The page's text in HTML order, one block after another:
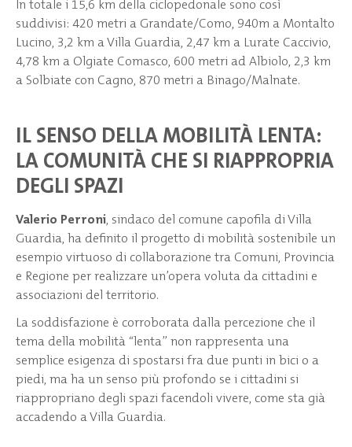
In totale i 15,6 km della ciclopedonale sono così
suddivisi: 420 metri a Grandate/Como, 940m a Montalto
Lucino, 3,2 km a Villa Guardia, 2,47 km a Lurate Caccivio,
4,78 km a Olgiate Comasco, 600 metri ad Albiolo, 2,3 km
a Solbiate con Cagno, 870 metri a Binago/Malnate.
IL SENSO DELLA MOBILITÀ LENTA:
LA COMUNITÀ CHE SI RIAPPROPRIA
DEGLI SPAZI
Valerio Perroni, sindaco del comune capofila di Villa
Guardia, ha definito il progetto di mobilità sostenibile un
esempio virtuoso di collaborazione tra Comuni, Provincia
e Regione per realizzare un’opera voluta da cittadini e
associazioni del territorio.
La soddisfazione è corroborata dalla percezione che il
tema della mobilità “lenta” non rappresenta una
semplice esigenza di spostarsi fra due punti in bici o a
piedi, ma ha un senso più profondo se i cittadini si
riappropriano degli spazi facendoli vivere, come sta già
accadendo a Villa Guardia.